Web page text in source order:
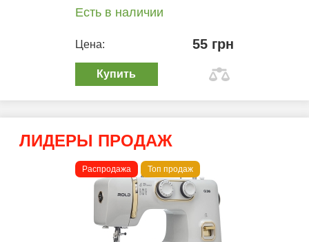
Есть в наличии
Цена: 55 грн
Купить
ЛИДЕРЫ ПРОДАЖ
Распродажа Топ продаж